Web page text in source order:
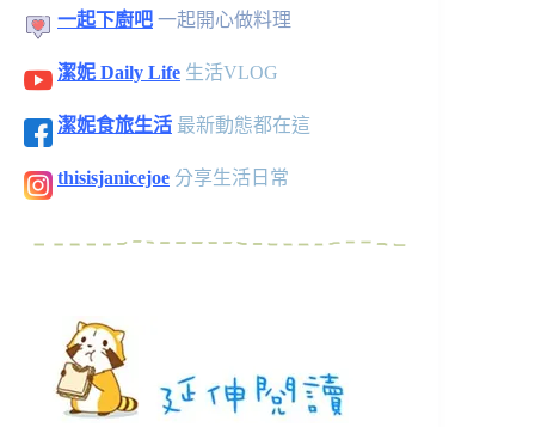
一起下廚吧 一起開心做料理
潔妮 Daily Life 生活VLOG
潔妮食旅生活 最新動態都在這
thisisjanicejoe 分享生活日常